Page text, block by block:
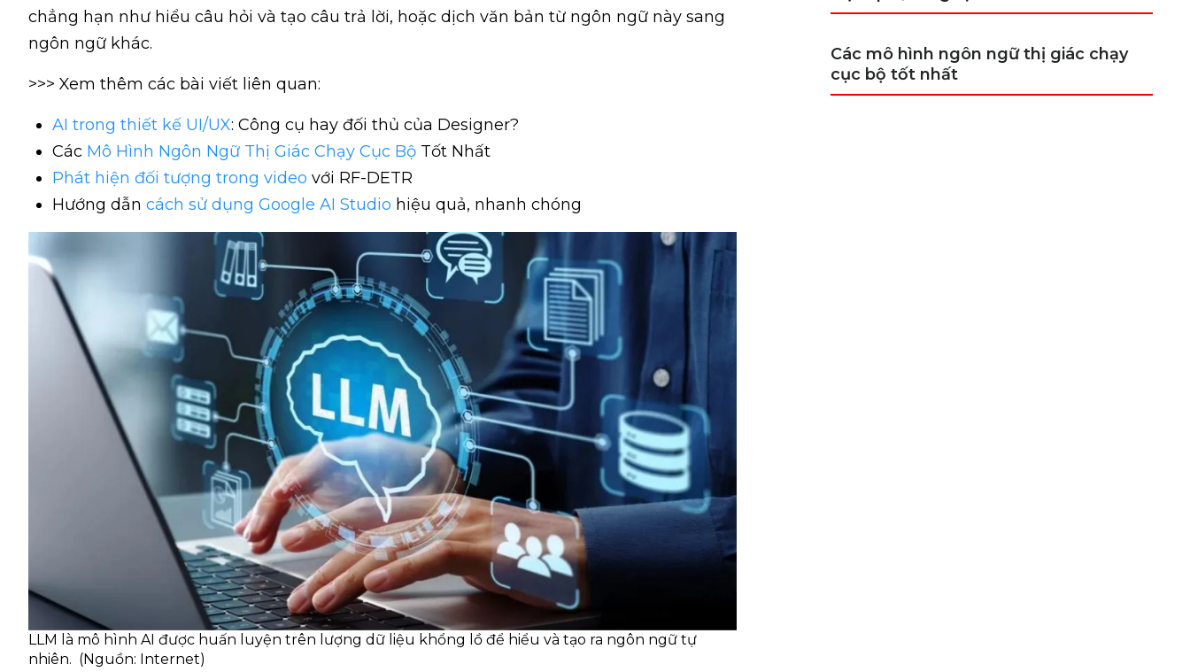
chẳng hạn như hiểu câu hỏi và tạo câu trả lời, hoặc dịch văn bản từ ngôn ngữ này sang
ngôn ngữ khác.
>>> Xem thêm các bài viết liên quan:
AI trong thiết kế UI/UX: Công cụ hay đối thủ của Designer?
Các Mô Hình Ngôn Ngữ Thị Giác Chạy Cục BộTốt Nhất
Phát hiện đối tượng trong video với RF-DETR
Hướng dẫn cách sử dụng Google AI Studio hiệu quả, nhanh chóng
LLM là mô hình AI được huấn luyện trên lượng dữ liệu khổng lồ để hiểu và tạo ra ngôn ngữ tự
nhiên. (Nguồn: Internet)
Các mô hình ngôn ngữ thị giác chạy
cục bộ tốt nhất